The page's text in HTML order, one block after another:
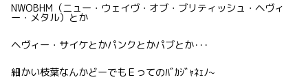
NWOBHM（ニュー・ウェイヴ・オブ・ブリティッシュ・ヘヴィ
ー・メタル）とか
ヘヴィー・サイケとかパンクとかパブとか･･･
細かい枝葉なんかどーでもＥってのﾊﾞｶｼﾞｬﾈｪﾉ~